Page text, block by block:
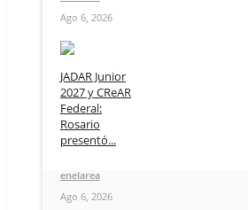
Ago 6, 2026
JADAR Junior
2027 y CReAR
Federal:
Rosario
presentó...
enelarea
Ago 6, 2026